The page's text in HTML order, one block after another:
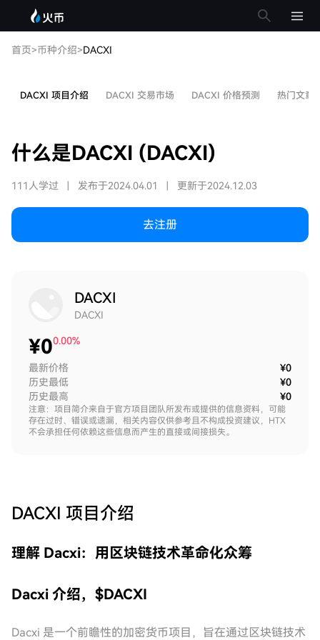
首页>币种介绍>DACXI
DACXI 项目介绍 DACXI 交易市场 DACXI 价格预测 热门文章
什么是DACXI (DACXI)
111人学过 发布于2024.04.01 更新于2024.12.03
去注册
DACXI
DACXI
¥00.00%
最新价格
¥0
历史最低
¥0
历史最高
¥0
注意：项目简介来自于官方项目团队所发布或提供的信息资料，可能
存在过时、错误或遗漏，相关内容仅供参考且不构成投资建议，HTX
不会承担任何依赖这些信息而产生的直接或间接损失。
DACXI 项目介绍
理解 Dacxi：用区块链技术革命化众筹
Dacxi 介绍，$DACXI
Dacxi 是一个前瞻性的加密货币项目，旨在通过区块链技术